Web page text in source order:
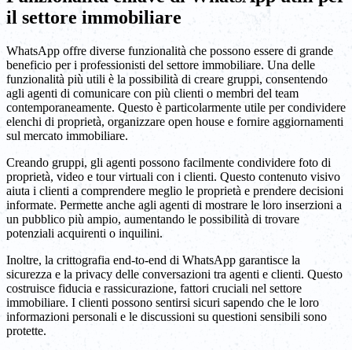
il settore immobiliare
WhatsApp offre diverse funzionalità che possono essere di grande
beneficio per i professionisti del settore immobiliare. Una delle
funzionalità più utili è la possibilità di creare gruppi, consentendo
agli agenti di comunicare con più clienti o membri del team
contemporaneamente. Questo è particolarmente utile per condividere
elenchi di proprietà, organizzare open house e fornire aggiornamenti
sul mercato immobiliare.
Creando gruppi, gli agenti possono facilmente condividere foto di
proprietà, video e tour virtuali con i clienti. Questo contenuto visivo
aiuta i clienti a comprendere meglio le proprietà e prendere decisioni
informate. Permette anche agli agenti di mostrare le loro inserzioni a
un pubblico più ampio, aumentando le possibilità di trovare
potenziali acquirenti o inquilini.
Inoltre, la crittografia end-to-end di WhatsApp garantisce la
sicurezza e la privacy delle conversazioni tra agenti e clienti. Questo
costruisce fiducia e rassicurazione, fattori cruciali nel settore
immobiliare. I clienti possono sentirsi sicuri sapendo che le loro
informazioni personali e le discussioni su questioni sensibili sono
protette.